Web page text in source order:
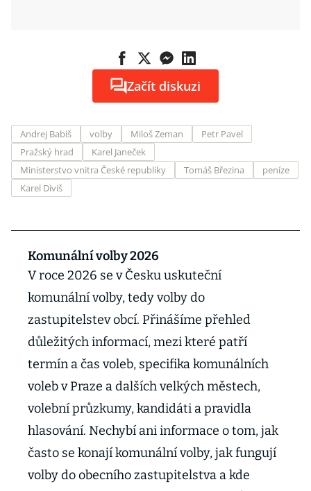
Začít diskuzi
Andrej Babiš volby Miloš Zeman
Petr Pavel
Pražský hrad
Karel Janeček
Ministerstvo vnitra České republiky
Tomáš Březina
peníze
Karel Diviš
Komunální volby 2026
V roce 2026 se v Česku uskuteční
komunální volby, tedy volby do
zastupitelstev obcí. Přinášíme přehled
důležitých informací, mezi které patří
termín a čas voleb, specifika komunálních
voleb v Praze a dalších velkých městech,
volební průzkumy, kandidáti a pravidla
hlasování. Nechybí ani informace o tom, jak
často se konají komunální volby, jak fungují
volby do obecního zastupitelstva a kde